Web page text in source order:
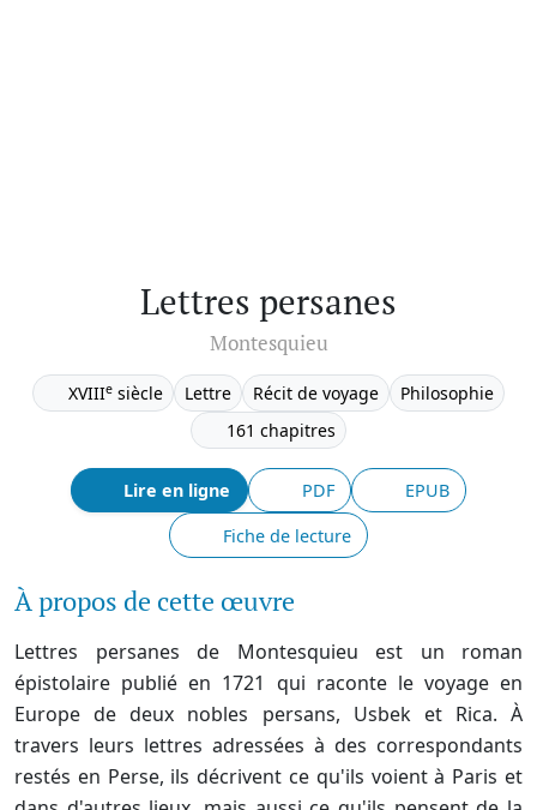
Lettres persanes
Montesquieu
XVIIIe siècle Lettre Récit de voyage
Philosophie
161 chapitres
Lire en ligne PDF
EPUB
Fiche de lecture
À propos de cette œuvre
Lettres persanes de Montesquieu est un roman
épistolaire publié en 1721 qui raconte le voyage en
Europe de deux nobles persans, Usbek et Rica. À
travers leurs lettres adressées à des correspondants
restés en Perse, ils décrivent ce qu'ils voient à Paris et